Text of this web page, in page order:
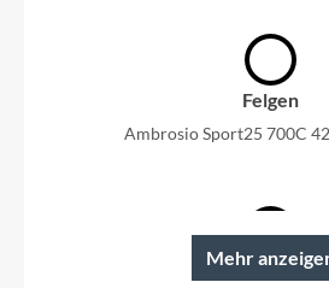
Felgen
Ambrosio Sport25 700C
Reifen
Mehr